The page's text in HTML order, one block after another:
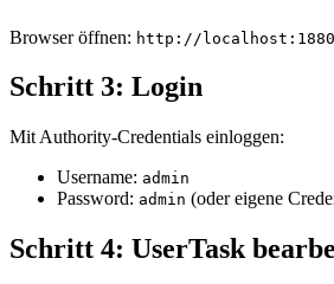
Browser öffnen: http://
Schritt 3: Login
Mit Authority-Credentials einloggen:
Username: admin
Password: admin (oder eigene
Schritt 4: UserTask